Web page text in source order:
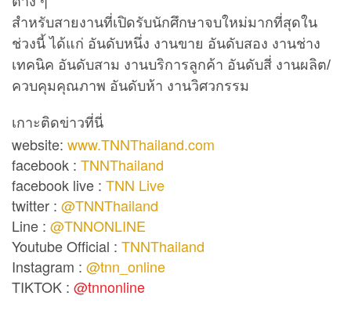
สำหรับสายงานที่เปิดรับนักศึกษาจบใหม่มากที่สุดใน
ช่วงนี้ ได้แก่ อันดับหนึ่ง งานขาย อันดับสอง งานช่าง
เทคนิค อันดับสาม งานบริการลูกค้า อันดับสี่ งานผลิต/
ควบคุมคุณภาพ อันดับห้า งานวิศวกรรม
เกาะติดข่าวที่นี่
website: www.TNNThailand.com
facebook : TNNThailand
facebook live : TNN Live
twitter : @TNNThailand
Line : @TNNONLINE
Youtube Official : TNNThailand
Instagram : @tnn_online
TIKTOK : @tnnonline